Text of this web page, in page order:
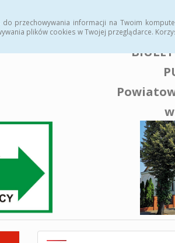
przechowywania informacji na Twoim
plików cookies w Twojej przeglądarce.